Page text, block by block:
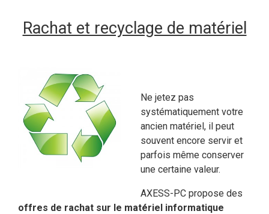
Rachat et recyclage de matériel
Ne jetez pas
systématiquement votre
ancien matériel, il peut
souvent encore servir et
parfois même conserver
une certaine valeur.
AXESS-PC propose des
offres de rachat sur le matériel informatique